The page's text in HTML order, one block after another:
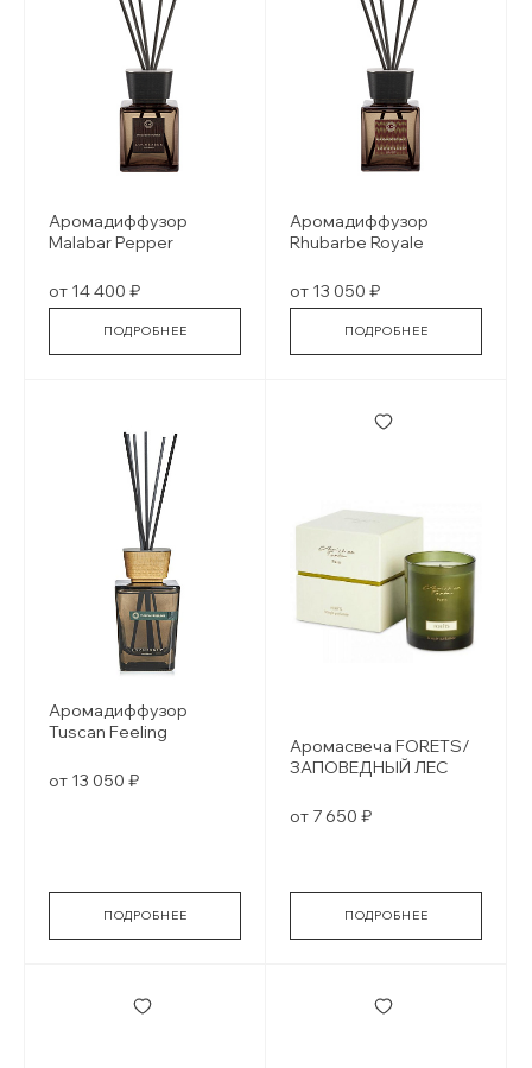
Аромадиффузор
Malabar Pepper
от 14 400 ₽
ПОДРОБНЕЕ
Аромадиффузор
Rhubarbe Royale
от 13 050 ₽
ПОДРОБНЕЕ
Аромадиффузор
Tuscan Feeling
от 13 050 ₽
ПОДРОБНЕЕ
Аромасвеча FORETS/
ЗАПОВЕДНЫЙ ЛЕС
от 7 650 ₽
ПОДРОБНЕЕ